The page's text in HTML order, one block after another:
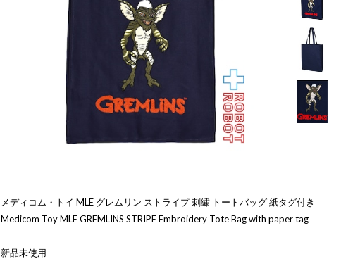
メディコム・トイ MLE グレムリン ストライプ 刺繍 トートバッグ 紙タグ付き
Medicom Toy MLE GREMLINS STRIPE Embroidery Tote Bag with paper tag
新品未使用